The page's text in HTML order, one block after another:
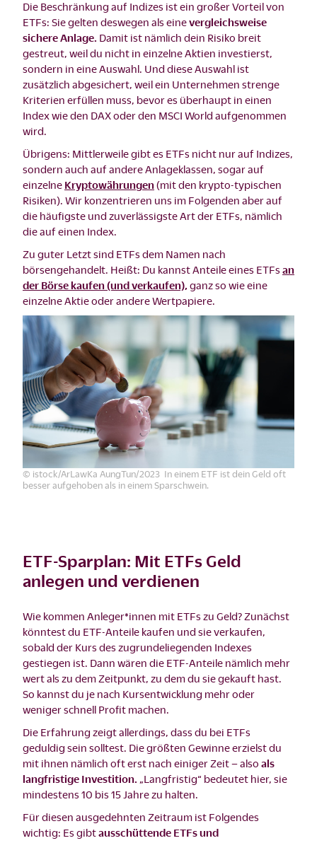
Die Beschränkung auf Indizes ist ein großer Vorteil von
ETFs: Sie gelten deswegen als einevergleichsweise
sichere Anlage. Damit ist nämlich dein Risiko breit
gestreut, weil du nicht in einzelne Aktien investierst,
sondern in eine Auswahl. Und diese Auswahl ist
zusätzlich abgesichert, weil ein Unternehmen strenge
Kriterien erfüllen muss, bevor es überhaupt in einen
Index wie den DAX oder den MSCI World aufgenommen
wird.
Übrigens: Mittlerweile gibt es ETFs nicht nur auf Indizes,
sondern auch auf andere Anlageklassen, sogar auf
einzelne Kryptowährungen(mit den krypto-typischen
Risiken). Wir konzentrieren uns im Folgenden aber auf
die häufigste und zuverlässigste Art der ETFs, nämlich
die auf einen Index.
Zu guter Letzt sind ETFs dem Namen nach
börsengehandelt. Heißt: Du kannst Anteile eines ETFs an
der Börse kaufen (und verkaufen), ganz so wie eine
einzelne Aktie oder andere Wertpapiere.
© istock/ArLawKa AungTun/2023 In einem ETF ist dein Geld oft
besser aufgehoben als in einem Sparschwein.
ETF-Sparplan: Mit ETFs Geld
anlegen und verdienen
Wie kommen Anleger*innen mit ETFs zu Geld? Zunächst
könntest du ETF-Anteile kaufen und sie verkaufen,
sobald der Kurs des zugrundeliegenden Indexes
gestiegen ist. Dann wären die ETF-Anteile nämlich mehr
wert als zu dem Zeitpunkt, zu dem du sie gekauft hast.
So kannst du je nach Kursentwicklung mehr oder
weniger schnell Profit machen.
Die Erfahrung zeigt allerdings, dass du bei ETFs
geduldig sein solltest. Die größten Gewinne erzielst du
mit ihnen nämlich oft erst nach einiger Zeit – also als
langfristige Investition.
„Langfristig“ bedeutet hier, sie
mindestens 10 bis 15 Jahre zu halten.
Für diesen ausgedehnten Zeitraum ist Folgendes
wichtig: Es gibtausschüttende ETFs und